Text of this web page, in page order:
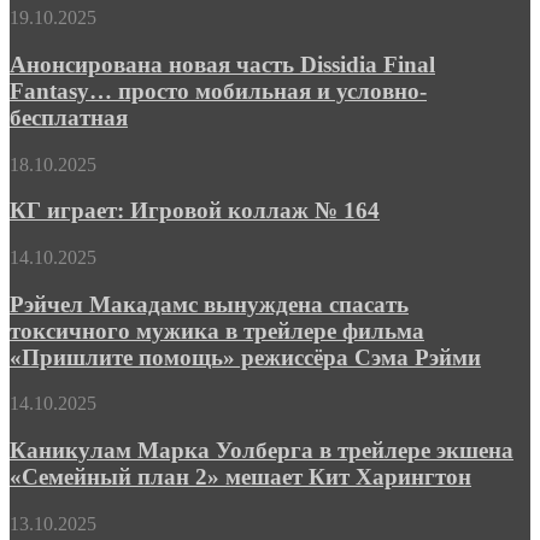
и
выхода
слэшера
в
классики
жанра
Анонсирована
часть
Dissidia
Final
Fantasy…
мобильная
условно-
19.10.2025
Анонсирована новая часть Dissidia Final
Fantasy… просто мобильная и условно-
бесплатная
КГ
Игровой
№
18.10.2025
КГ играет: Игровой коллаж № 164
Рэйчел
вынуждена
спасать
токсичного
мужика
трейлере
«Пришлите
помощь»
Сэма
14.10.2025
Рэйчел Макадамс вынуждена спасать
токсичного мужика в трейлере фильма
«Пришлите помощь» режиссёра Сэма Рэйми
Каникулам
Уолберга
в
трейлере
«Семейный
14.10.2025
Каникулам Марка Уолберга в трейлере экшена
«Семейный план 2» мешает Кит Харингтон
Арни
13.10.2025